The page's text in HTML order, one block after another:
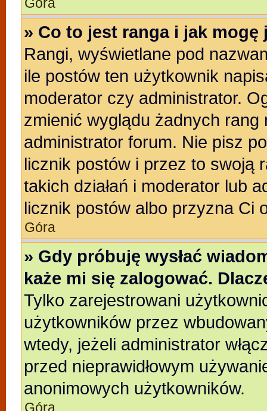
» Co to jest ranga i jak mogę
Rangi, wyświetlane pod
ile postów ten użytkownik
moderator czy administrator.
zmienić wyglądu żadnych
administrator forum. Nie pisz
licznik postów i przez to swoją
takich działań i moderator lub
licznik postów albo przyzna Ci
Góra
» Gdy próbuję wysłać
każe mi się zalogować.
Tylko zarejestrowani
użytkowników przez
wtedy, jeżeli administrator
przed nieprawidłowym
anonimowych użytkowników.
Góra